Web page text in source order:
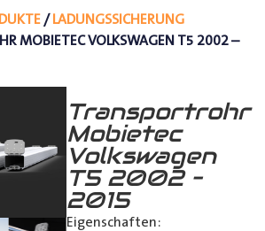
/LADUNGSSICHERUNG
MOBIETEC VOLKSWAGEN T5 2002 –
Transportrohr
Mobietec
Volkswagen
T5 2002 –
2015
Eigenschaften: